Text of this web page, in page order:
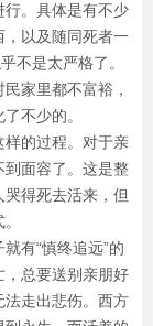
行。具体是有不少
，以及随同死者一
不是太严格了。
家里都不富裕，
不少的。
样的过程。对于亲
到面容了。这是整
得死去活来，但
有“慎终追远”的
，总要送别亲朋好
法走出悲伤。西方